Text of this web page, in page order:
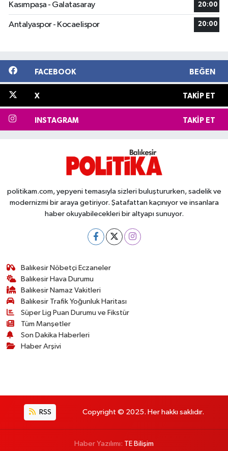
Kasımpaşa - Galatasaray 20:00
Antalyaspor - Kocaelispor 20:00
FACEBOOK BEĞEN
X TAKIP ET
INSTAGRAM TAKIP ET
politikam.com, yepyeni temasıyla sizleri buluştururken, sadelik ve
modernizmi bir araya getiriyor. Şatafattan kaçınıyor ve insanlara
haber okuyabilecekleri bir altyapı sunuyor.
Balıkesir Nöbetçi Eczaneler
Balıkesir Hava Durumu
Balıkesir Namaz Vakitleri
Balıkesir Trafik Yoğunluk Haritası
Süper Lig Puan Durumu ve Fikstür
Tüm Manşetler
Son Dakika Haberleri
Haber Arşivi
RSS Copyright © 2025. Her hakkı saklıdır.
Haber Yazılımı: TE Bilişim